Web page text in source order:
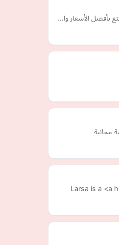
بأفضل الأسعار وا…
Larsa is a <a